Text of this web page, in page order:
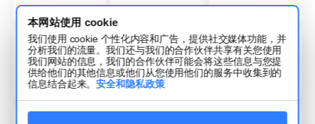
本网站使用 cookie
我们使用 cookie 个性化内容和广告，提供社交媒体功能，并
分析我们的流量。我们还与我们的合作伙伴共享有关您使用
我们网站的信息，我们的合作伙伴可能会将这些信息与您提
供给他们的其他信息或他们从您使用他们的服务中收集到的
信息结合起来。安全和隐私政策